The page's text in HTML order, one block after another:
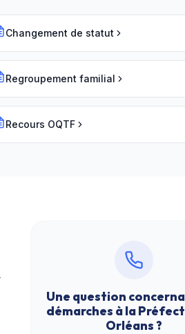
Changement de statut
Regroupement familial
Recours OQTF
Une question
démarches à la
Orléans?